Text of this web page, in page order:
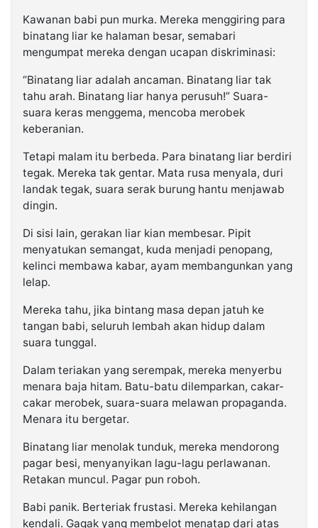
Kawanan babi pun murka. Mereka menggiring para
binatang liar ke halaman besar, semabari
mengumpat mereka dengan ucapan diskriminasi:
“Binatang liar adalah ancaman. Binatang liar tak
tahu arah. Binatang liar hanya perusuh!” Suara-
suara keras menggema, mencoba merobek
keberanian.
Tetapi malam itu berbeda. Para binatang liar berdiri
tegak. Mereka tak gentar. Mata rusa menyala, duri
landak tegak, suara serak burung hantu menjawab
dingin.
Di sisi lain, gerakan liar kian membesar. Pipit
menyatukan semangat, kuda menjadi penopang,
kelinci membawa kabar, ayam membangunkan yang
lelap.
Mereka tahu, jika bintang masa depan jatuh ke
tangan babi, seluruh lembah akan hidup dalam
suara tunggal.
Dalam teriakan yang serempak, mereka menyerbu
menara baja hitam. Batu-batu dilemparkan, cakar-
cakar merobek, suara-suara melawan propaganda.
Menara itu bergetar.
Binatang liar menolak tunduk, mereka mendorong
pagar besi, menyanyikan lagu-lagu perlawanan.
Retakan muncul. Pagar pun roboh.
Babi panik. Berteriak frustasi. Mereka kehilangan
kendali. Gagak yang membelot menatap dari atas